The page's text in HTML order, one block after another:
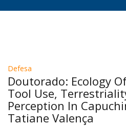
Defesa
Doutorado: Ecology
Tool Use,
Perception In
Tatiane Valença